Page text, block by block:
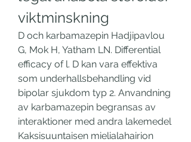
viktminskning
D och karbamazepin Hadjipavlou
G, Mok H, Yatham LN. Differential
efficacy of l. D kan vara effektiva
som underhallsbehandling vid
bipolar sjukdom typ 2. Anvandning
av karbamazepin begransas av
interaktioner med andra lakemedel
Kaksisuuntaisen mielialahairion